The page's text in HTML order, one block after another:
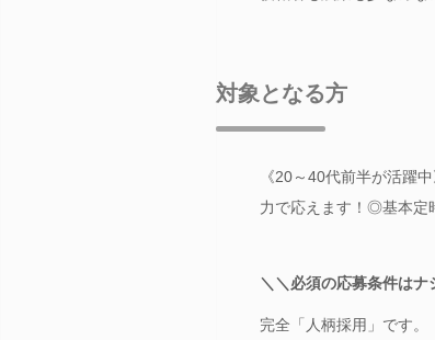
対象となる方
《20～40代前半が活躍
力で応えます！◎基本
＼＼必須の応募条件はナ
完全「人柄採用」です。